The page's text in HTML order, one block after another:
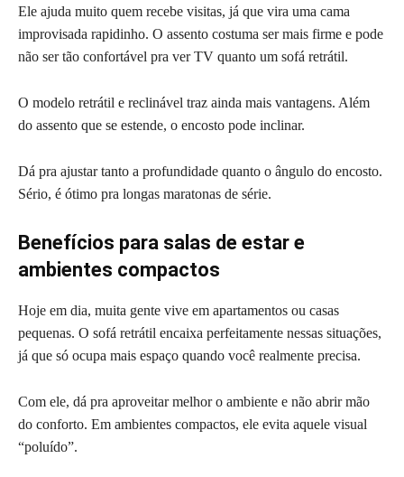
Ele ajuda muito quem recebe visitas, já que vira uma cama
improvisada rapidinho. O assento costuma ser mais firme e pode
não ser tão confortável pra ver TV quanto um sofá retrátil.
O modelo retrátil e reclinável traz ainda mais vantagens. Além
do assento que se estende, o encosto pode inclinar.
Dá pra ajustar tanto a profundidade quanto o ângulo do encosto.
Sério, é ótimo pra longas maratonas de série.
Benefícios para salas de estar e
ambientes compactos
Hoje em dia, muita gente vive em apartamentos ou casas
pequenas. O sofá retrátil encaixa perfeitamente nessas situações,
já que só ocupa mais espaço quando você realmente precisa.
Com ele, dá pra aproveitar melhor o ambiente e não abrir mão
do conforto. Em ambientes compactos, ele evita aquele visual
“poluído”.